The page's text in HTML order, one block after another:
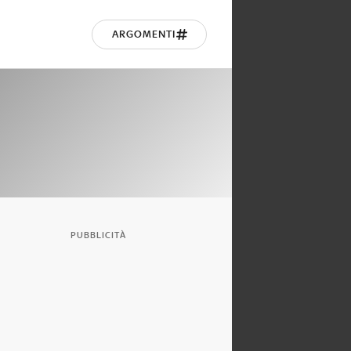
ARGOMENTI
PUBBLICITÀ